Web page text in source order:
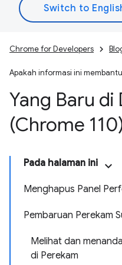
Chrome for Developers
Apakah informasi ini
Yang Baru di
(Chrome
Pada halaman ini
Menghapus Panel
Pembaruan Perekam
Melihat dan
di Perekam